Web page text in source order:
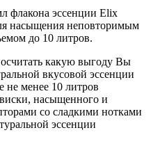
флакона эссенции Elix
насыщения неповторимым
до 10 литров.
какую выгоду Вы
вкусовой эссенции
не менее 10 литров
насыщенного и
со сладкими нотками
эссенции